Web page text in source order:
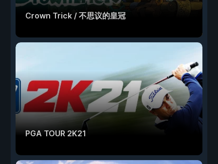
Crown Trick / 不思议的皇冠
PGA TOUR 2K21